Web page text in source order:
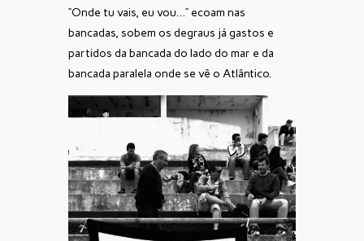
“Onde tu vais, eu vou…” ecoam nas
bancadas, sobem os degraus já gastos e
partidos da bancada do lado do mar e da
bancada paralela onde se vê o Atlântico.